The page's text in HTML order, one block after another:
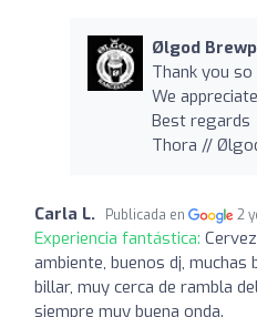
Ølgod
Thank you
We
Best regards
Thora //
Carla L. Publicada en 2
Experiencia fantástica:
ambiente, buenos dj, muchas
billar, muy cerca de rambla
siempre muy buena onda.